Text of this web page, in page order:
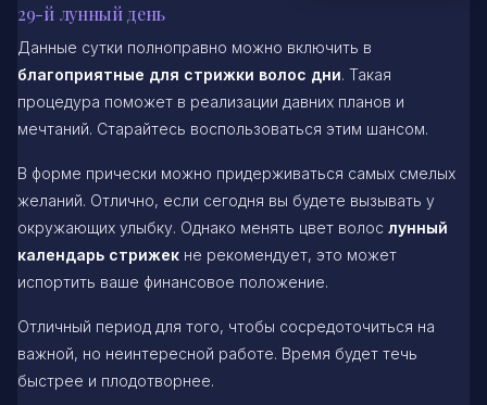
29-й лунный день
Данные сутки полноправно можно включить в
благоприятные для стрижки волос дни. Такая
процедура поможет в реализации давних планов и
мечтаний. Старайтесь воспользоваться этим шансом.
В форме прически можно придерживаться самых смелых
желаний. Отлично, если сегодня вы будете вызывать у
окружающих улыбку. Однако менять цвет волос лунный
календарь стрижек не рекомендует, это может
испортить ваше финансовое положение.
Отличный период для того, чтобы сосредоточиться на
важной, но неинтересной работе. Время будет течь
быстрее и плодотворнее.